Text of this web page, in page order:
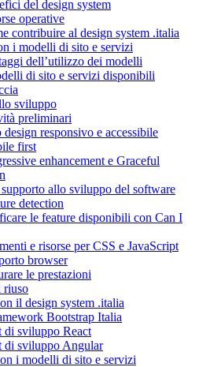
del design system
operative
contribuire al design system .italia
i modelli di sito e servizi
dell’utilizzo dei modelli
di sito e servizi disponibili
sviluppo
preliminari
design responsivo e accessibile
first
enhancement e Graceful
allo sviluppo del software
detection
le feature disponibili con Can I
e risorse per CSS e JavaScript
browser
le prestazioni
riuso
il design system .italia
Bootstrap Italia
sviluppo React
di sviluppo Angular
i modelli di sito e servizi